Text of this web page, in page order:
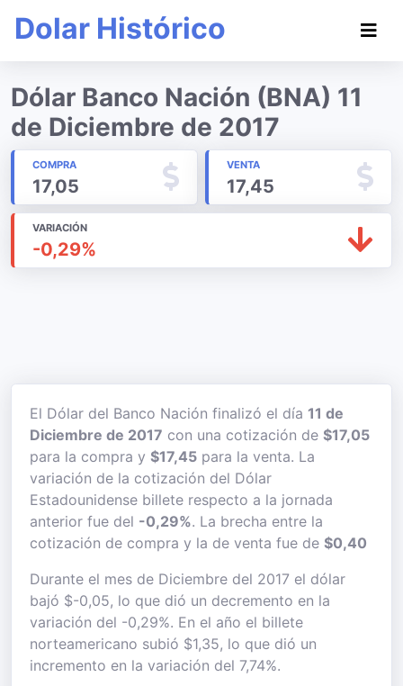
Dolar Histórico
Dólar Banco Nación (BNA) 11
de Diciembre de 2017
COMPRA
17,05
VENTA
17,45
VARIACIÓN
-0,29%
El Dólar del Banco Nación finalizó el día 11 de
Diciembre de 2017 con una cotización de $17,05
para la compra y $17,45 para la venta. La
variación de la cotización del Dólar
Estadounidense billete respecto a la jornada
anterior fue del -0,29%. La brecha entre la
cotización de compra y la de venta fue de $0,40
Durante el mes de Diciembre del 2017 el dólar
bajó $-0,05, lo que dió un decremento en la
variación del -0,29%. En el año el billete
norteamericano subió $1,35, lo que dió un
incremento en la variación del 7,74%.